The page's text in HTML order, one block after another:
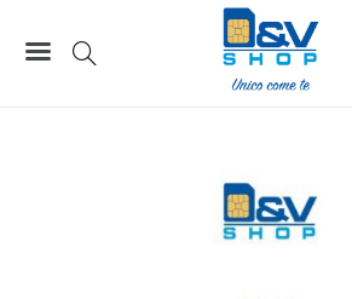
SIM 360 / 368 / 335 / 337 a 7 Cifre
SIM Tim 335 a 7 Cifre 3358A6A09A